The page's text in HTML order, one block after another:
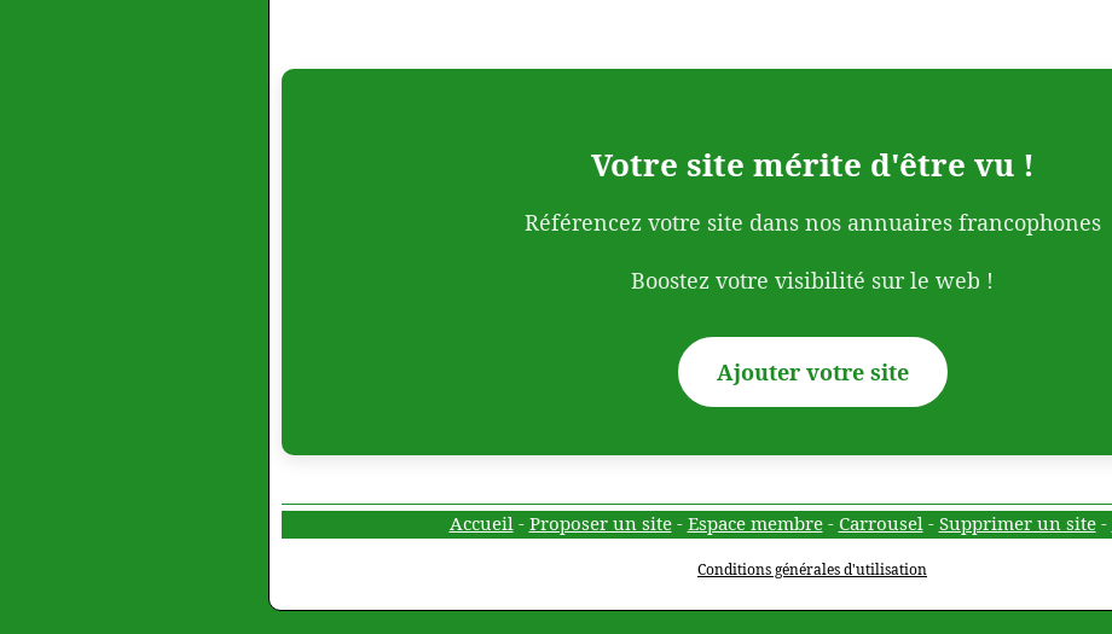
Votre site mérite d'être vu !
Référencez votre site dans nos annuaires francophones
Boostez votre visibilité sur le web !
Ajouter votre site
Accueil- Proposer un site- Espace membre- Carrousel- Supprimer un site-
Conditions générales d'utilisation